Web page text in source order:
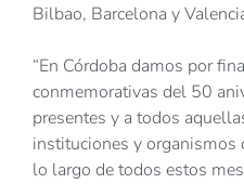
Bilbao, Barcelona y
“En Córdoba damos por
conmemorativas del 50
presentes y a todos
instituciones y organismos
lo largo de todos estos